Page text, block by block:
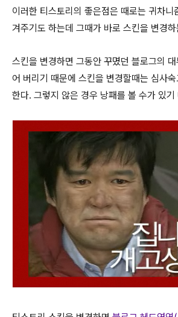
이러한 티스토리의 좋은점은 때로는 귀차니
겨주기도 하는데 그때가 바로 스킨을 변경
스킨을 변경하면 그동안 꾸몄던 블로그의
어 버리기 때문에 스킨을 변경할때는 심사
한다. 그렇지 않은 경우 낭패를 볼 수가 있기